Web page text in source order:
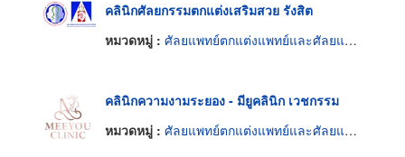
คลินิกศัลยกรรมตกแต่งเสริมสวย รังสิต
หมวดหมู่ : ศัลยแพทย์ตกแต่งแพทย์และศัลยแพทย์ปริญญา
คลินิกความงามระยอง - มียูคลินิก เวชกรรม
หมวดหมู่ : ศัลยแพทย์ตกแต่งแพทย์และศัลยแพทย์ปริญญา